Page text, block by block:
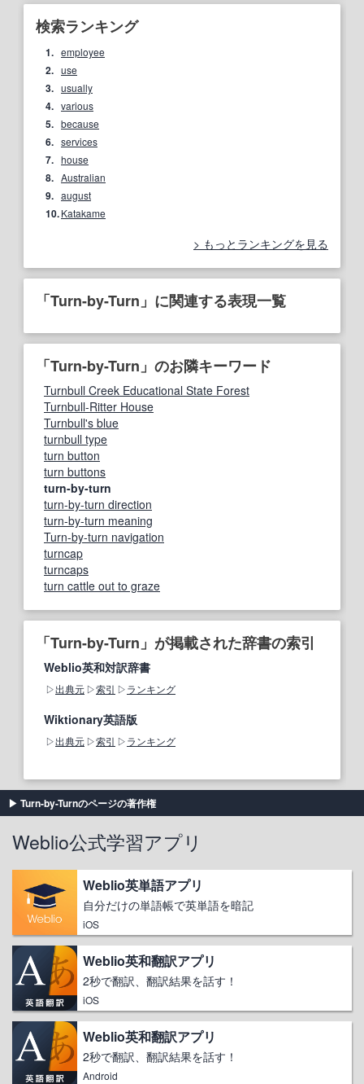
検索ランキング
1. employee
2. use
3. usually
4. various
5. because
6. services
7. house
8. Australian
9. august
10.Katakame
もっとランキングを見る
「Turn-by-Turn」に関連する表現一覧
「Turn-by-Turn」のお隣キーワード
Turnbull Creek Educational State Forest
Turnbull-Ritter House
Turnbull's blue
turnbull type
turn button
turn buttons
turn-by-turn
turn-by-turn direction
turn-by-turn meaning
Turn-by-turn navigation
turncap
turncaps
turn cattle out to graze
「Turn-by-Turn」が掲載された辞書の索引
Weblio英和対訳辞書
出典元 索引 ランキング
Wiktionary英語版
出典元 索引 ランキング
Turn-by-Turnのページの著作権
Weblio公式学習アプリ
Weblio英単語アプリ
自分だけの単語帳で英単語を暗記
iOS
Weblio英和翻訳アプリ
2秒で翻訳、翻訳結果を話す！
iOS
Weblio英和翻訳アプリ
2秒で翻訳、翻訳結果を話す！
Android